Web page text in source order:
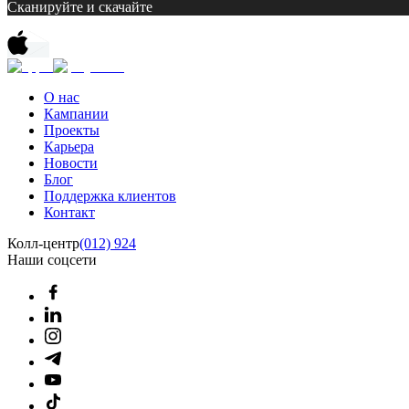
Сканируйте и скачайте
О нас
Кампании
Проекты
Карьера
Новости
Блог
Поддержка клиентов
Контакт
Колл-центр(012) 924
Наши соцсети